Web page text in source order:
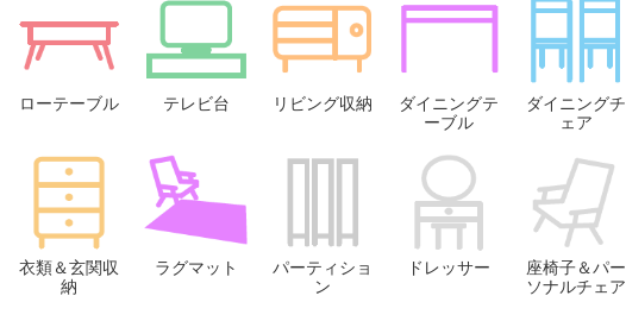
ローテーブル テレビ台 リビング収納
ダイニングテ
ーブル
ダイニングチ
ェア
衣類＆玄関収
納
ラグマット
パーティショ
ン
ドレッサー
座椅子＆パー
ソナルチェア